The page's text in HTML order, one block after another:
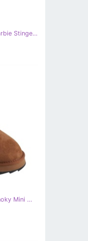
Emu Australia Emu austrália Barbie Stinger Micro W12898-BAPI Shoes rosa
Emu Australia Emu austrália Shoky Mini W12434-C-C-C-C-C-C-C-Shoes marrom